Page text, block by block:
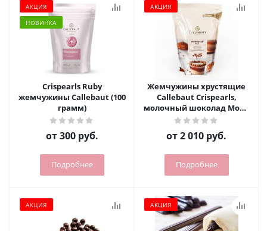
АКЦИЯ
НОВИНКА
Crispearls Ruby
жемчужины Callebaut (100
грамм)
от300 руб.
Подробнее
АКЦИЯ
Жемчужины хрустящие
Callebaut Crispearls,
молочный шоколад Mona
Lisa (800 грамм заводская)
от2 010 руб.
Подробнее
АКЦИЯ АКЦИЯ